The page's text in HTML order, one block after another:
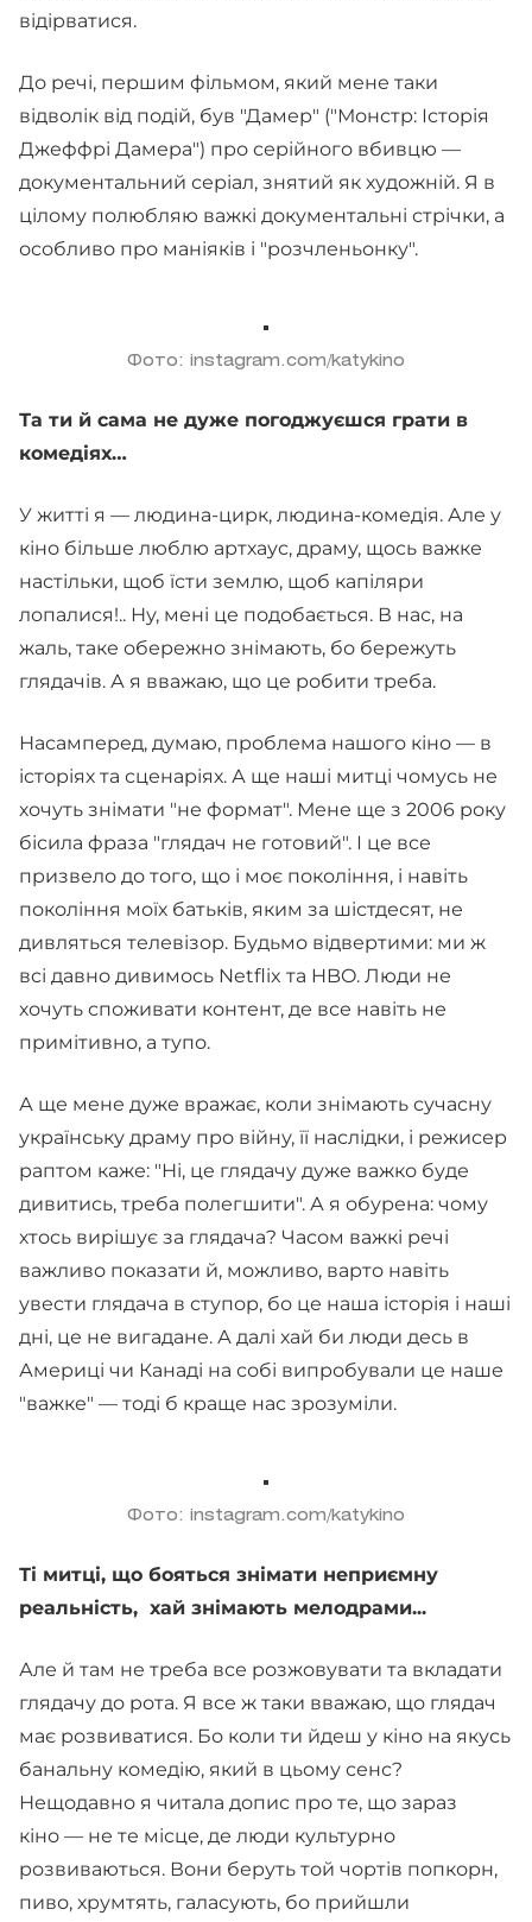
відірватися.
До речі, першим фільмом, який мене таки
відволік від подій, був "Дамер" ("Монстр: Історія
Джеффрі Дамера") про серійного вбивцю —
документальний серіал, знятий як художній. Я в
цілому полюбляю важкі документальні стрічки, а
особливо про маніяків і "розчленьонку".
Фото: instagram.com/katykino
Та ти й сама не дуже погоджуєшся грати в
комедіях…
У житті я — людина-цирк, людина-комедія. Але у
кіно більше люблю артхаус, драму, щось важке
настільки, щоб їсти землю, щоб капіляри
лопалися!.. Ну, мені це подобається. В нас, на
жаль, таке обережно знімають, бо бережуть
глядачів. А я вважаю, що це робити треба.
Насамперед, думаю, проблема нашого кіно — в
історіях та сценаріях. А ще наші митці чомусь не
хочуть знімати "не формат". Мене ще з 2006 року
бісила фраза "глядач не готовий". І це все
призвело до того, що і моє покоління, і навіть
покоління моїх батьків, яким за шістдесят, не
дивляться телевізор. Будьмо відвертими: ми ж
всі давно дивимось Netflix та HBO. Люди не
хочуть споживати контент, де все навіть не
примітивно, а тупо.
А ще мене дуже вражає, коли знімають сучасну
українську драму про війну, її наслідки, і режисер
раптом каже: "Ні, це глядачу дуже важко буде
дивитись, треба полегшити". А я обурена: чому
хтось вирішує за глядача? Часом важкі речі
важливо показати й, можливо, варто навіть
увести глядача в ступор, бо це наша історія і наші
дні, це не вигадане. А далі хай би люди десь в
Америці чи Канаді на собі випробували це наше
"важке" — тоді б краще нас зрозуміли.
Фото: instagram.com/katykino
Ті митці, що бояться знімати неприємну
реальність, хай знімають мелодрами...
Але й там не треба все розжовувати та вкладати
глядачу до рота. Я все ж таки вважаю, що глядач
має розвиватися. Бо коли ти йдеш у кіно на якусь
банальну комедію, який в цьому сенс?
Нещодавно я читала допис про те, що зараз
кіно — не те місце, де люди культурно
розвиваються. Вони беруть той чортів попкорн,
пиво, хрумтять, галасують, бо прийшли